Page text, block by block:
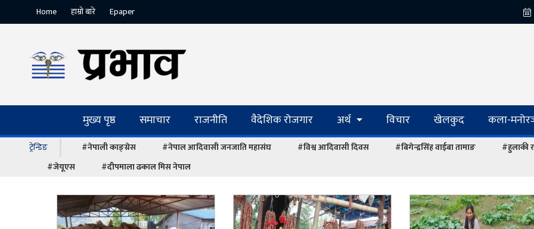
Home हाम्रो बारे Epaper
मुख्य पृष्ठ समाचार राजनीति वैदेशिक रोजगार अर्थ विचार खेलकुद कला-
ट्रेन्डिङ #नेपाली काङ्ग्रेस #नेपाल आदिवासी जनजाति महासंघ #विश्व आदिवासी दिवस #बिगेन्द्रसिंह वाईबा तामाङ
#हुलाकी
#जेयूएस
#दीपमाला ढकाल मिस नेपाल